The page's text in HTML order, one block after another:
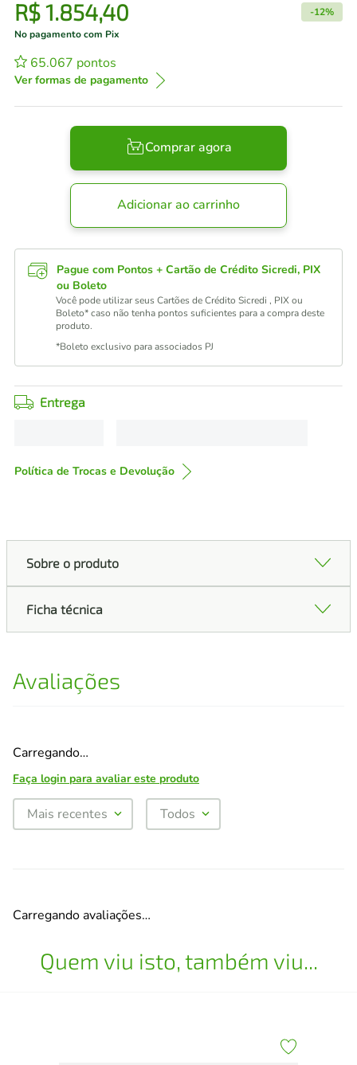
R$1.854,40 -12%
No pagamento com Pix
65.067 pontos
Ver formas de pagamento
Comprar agora
Adicionar ao carrinho
Pague com Pontos + Cartão de Crédito Sicredi, PIX
ou Boleto
Você pode utilizar seus Cartões de Crédito Sicredi , PIX ou
Boleto* caso não tenha pontos suficientes para a compra deste
produto.
*Boleto exclusivo para associados PJ
Entrega
Política de Trocas e Devolução
Sobre o produto
Ficha técnica
Avaliações
Carregando…
Faça login para avaliar este produto
Mais recentes Todos
Carregando avaliações…
Quem viu isto, também viu...